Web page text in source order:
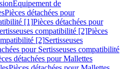
Equipement de
Pièces détachées pour
[1]Pièces détachées pour
compatibilité [2]Pièces
[2]Sertisseuses
pour Sertisseuses compatibilité
détachées pour Mallettes